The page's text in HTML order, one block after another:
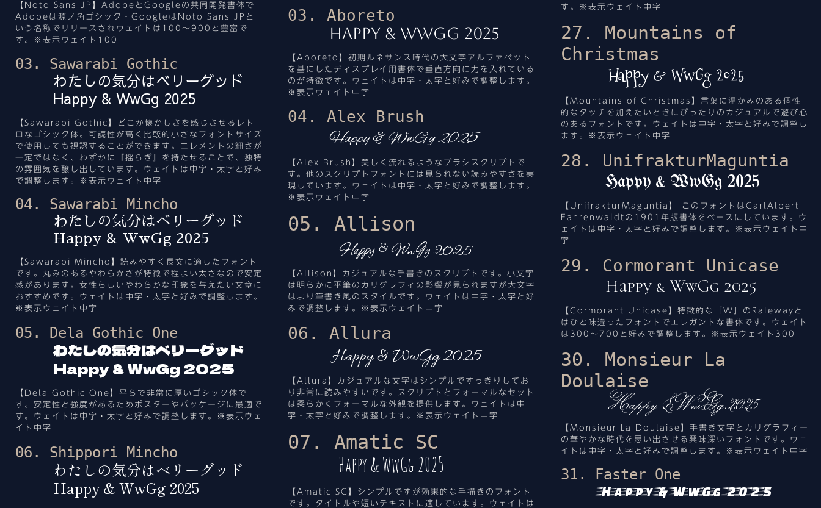
【Noto Sans JP】AdobeとGoogleの共同開発書体で
Adobeは源ノ角ゴシック・GoogleはNoto Sans JPと
いう名称でリリースされウェイトは100～900と豊富で
す。※表示ウェイト100
03. Sawarabi Gothic
わたしの気分はベリーグッド
Happy & WwGg 2025
【Sawarabi Gothic】どこか懐かしさを感じさせるレト
ロなゴシック体。可読性が高く比較的小さなフォントサイズ
で使用しても視認することができます。エレメントの細さが
一定ではなく、わずかに『揺らぎ』を持たせることで、独特
の雰囲気を醸し出しています。ウェイトは中字・太字と好み
で調整します。※表示ウェイト中字
04. Sawarabi Mincho
わたしの気分はベリーグッド
Happy & WwGg 2025
【Sawarabi Mincho】読みやすく長文に適したフォント
です。丸みのあるやわらかさが特徴で程よい太さなので安定
感があります。女性らしいやわらかな印象を与えたい文章に
おすすめです。ウェイトは中字・太字と好みで調整します。
※表示ウェイト中字
05. Dela Gothic One
わたしの気分はベリーグッド
Happy & WwGg 2025
【Dela Gothic One】平らで非常に厚いゴシック体で
す。安定性と強度があるためポスターやパッケージに最適で
す。ウェイトは中字・太字と好みで調整します。※表示ウェ
イト中字
06. Shippori Mincho
わたしの気分はベリーグッド
Happy & WwGg 2025
03. Aboreto
Happy & WwGg 2025
【Aboreto】初期ルネサンス時代の大文字アルファベット
を基にしたディスプレイ用書体で垂直方向に力を入れている
のが特徴です。ウェイトは中字・太字と好みで調整します。
※表示ウェイト中字
04. Alex Brush
Happy & WwGg 2025
【Alex Brush】美しく流れるようなブラシスクリプトで
す。他のスクリプトフォントには見られない読みやすさを実
現しています。ウェイトは中字・太字と好みで調整します。
※表示ウェイト中字
05. Allison
Happy & WwGg 2025
【Allison】カジュアルな手書きのスクリプトです。小文字
は明らかに平筆のカリグラフィの影響が見られますが大文字
はより筆書き風のスタイルです。ウェイトは中字・太字と好
みで調整します。※表示ウェイト中字
06. Allura
Happy & WwGg 2025
【Allura】カジュアルな文字はシンプルですっきりしてお
り非常に読みやすいです。スクリプトとフォーマルなセット
は柔らかくフォーマルな外観を提供します。ウェイトは中
字・太字と好みで調整します。※表示ウェイト中字
07. Amatic SC
Happy & WwGg 2025
【Amatic SC】シンプルですが効果的な手描きのフォント
です。タイトルや短いテキストに適しています。ウェイトは
す。※表示ウェイト中字
27. Mountains of
Christmas
Happy & WwGg 2025
【Mountains of Christmas】言葉に温かみのある個性
的なタッチを加えたいときにぴったりのカジュアルで遊び心
のあるフォントです。ウェイトは中字・太字と好みで調整し
ます。※表示ウェイト中字
28. UnifrakturMaguntia
Happy & WwGg 2025
【UnifrakturMaguntia】 このフォントはCarlAlbert
Fahrenwaldtの1901年版書体をベースにしています。ウ
ェイトは中字・太字と好みで調整します。※表示ウェイト中
字
29. Cormorant Unicase
Happy & WwGg 2025
【Cormorant Unicase】特徴的な「W」のRalewayと
はひと味違ったフォントでエレガントな書体です。ウェイト
は300～700と好みで調整します。※表示ウェイト300
30. Monsieur La
Doulaise
Happy & WwGg 2025
【Monsieur La Doulaise】手書き文字とカリグラフィー
の華やかな時代を思い出させる興味深いフォントです。ウェ
イトは中字・太字と好みで調整します。※表示ウェイト中字
31. Faster One
Happy & WwGg 2025